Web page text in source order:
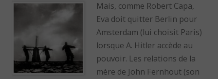
Mais, comme Robert Capa,
Eva doit quitter Berlin pour
Amsterdam (lui choisit Paris)
lorsque A. Hitler accède au
pouvoir. Les relations de la
mère de John Fernhout (son